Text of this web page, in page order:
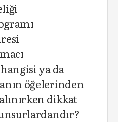
ya da
öğelerinden
dikkat